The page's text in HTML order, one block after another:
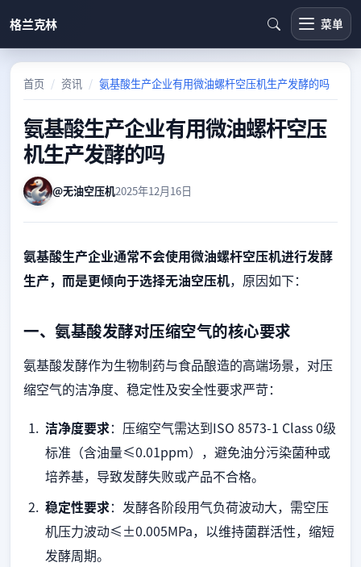
格兰克林 菜单
首页 资讯 氨基酸生产企业有用微油螺杆空压机生产发酵的吗
氨基酸生产企业有用微油螺杆空压
机生产发酵的吗
@无油空压机2025年12月16日
氨基酸生产企业通常不会使用微油螺杆空压机进行发酵
生产，而是更倾向于选择无油空压机，原因如下：
一、氨基酸发酵对压缩空气的核心要求
氨基酸发酵作为生物制药与食品酿造的高端场景，对压
缩空气的洁净度、稳定性及安全性要求严苛：
洁净度要求：压缩空气需达到ISO 8573-1 Class 0级
标准（含油量≤0.01ppm），避免油分污染菌种或
培养基，导致发酵失败或产品不合格。
稳定性要求：发酵各阶段用气负荷波动大，需空压
机压力波动≤±0.005MPa，以维持菌群活性，缩短
发酵周期。